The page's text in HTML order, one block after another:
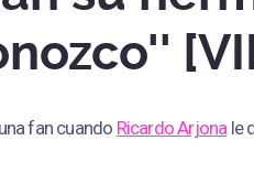
fan cuando Ricardo Arjona le